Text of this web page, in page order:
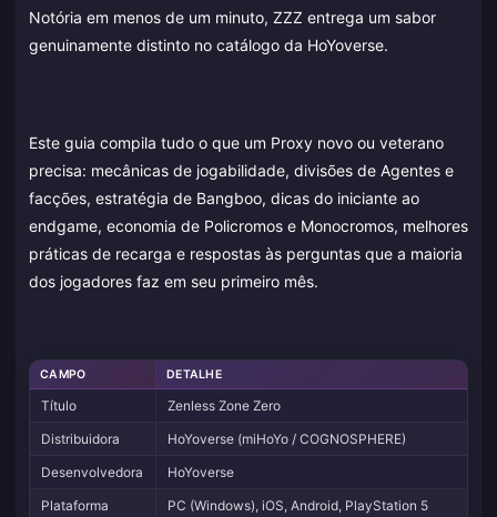
Notória em menos de um minuto, ZZZ entrega um sabor
genuinamente distinto no catálogo da HoYoverse.
Este guia compila tudo o que um Proxy novo ou veterano
precisa: mecânicas de jogabilidade, divisões de Agentes e
facções, estratégia de Bangboo, dicas do iniciante ao
endgame, economia de Policromos e Monocromos, melhores
práticas de recarga e respostas às perguntas que a maioria
dos jogadores faz em seu primeiro mês.
CAMPO DETALHE
Título
Zenless Zone Zero
Distribuidora
HoYoverse (miHoYo / COGNOSPHERE)
Desenvolvedora
HoYoverse
Plataforma
PC (Windows), iOS, Android, PlayStation 5